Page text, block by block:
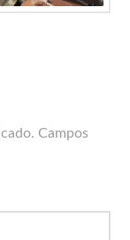
Campos